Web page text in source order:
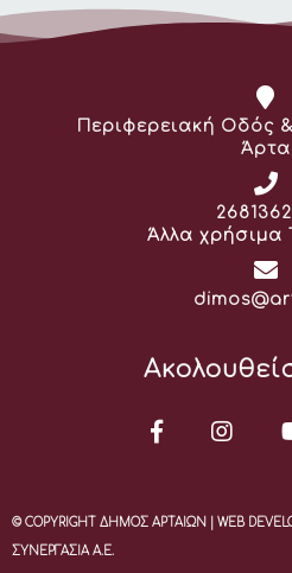
Διεύθυνση:
Περιφερειακή Οδός &
Άρτα
Άλλα χρήσιμα
Email:
© COPYRIGHT ΔΗΜΟΣ ΑΡΤΑΙΩΝ | WEB
ΣΥΝΕΡΓΑΣΙΑ Α.Ε.